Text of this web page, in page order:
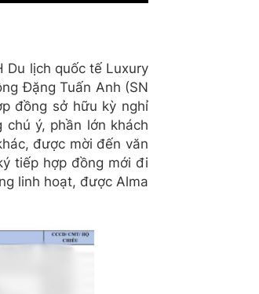
Du lịch quốc tế Luxury
Đặng Tuấn Anh (SN
đồng sở hữu kỳ nghỉ
ý, phần lớn khách
được mời đến văn
tiếp hợp đồng mới đi
linh hoạt, được Alma